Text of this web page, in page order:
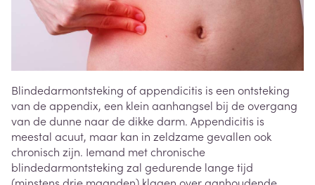
Blindedarmontsteking of appendicitis is een ontsteking
van de appendix, een klein aanhangsel bij de overgang
van de dunne naar de dikke darm. Appendicitis is
meestal acuut, maar kan in zeldzame gevallen ook
chronisch zijn. Iemand met chronische
blindedarmontsteking zal gedurende lange tijd